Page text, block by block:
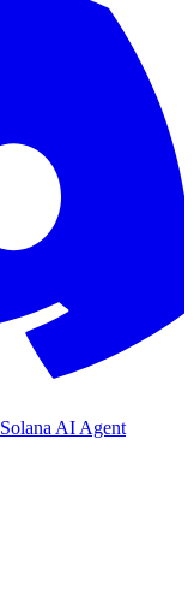
Solana AI Agent